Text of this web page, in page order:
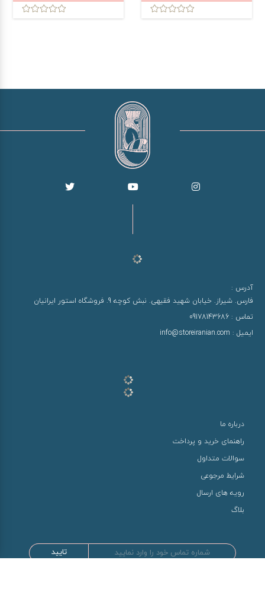
آدرس :
فارس. شیراز. خیابان شهید فقیهی. نبش کوچه 9. فروشگاه استور ایرانیان
تماس : 09178143686
ایمیل : info@storeiranian.com
درباره ما
راهنمای خرید و پرداخت
سوالات متداول
شرایط مرجوعی
رویه های ارسال
بلاگ
تایید